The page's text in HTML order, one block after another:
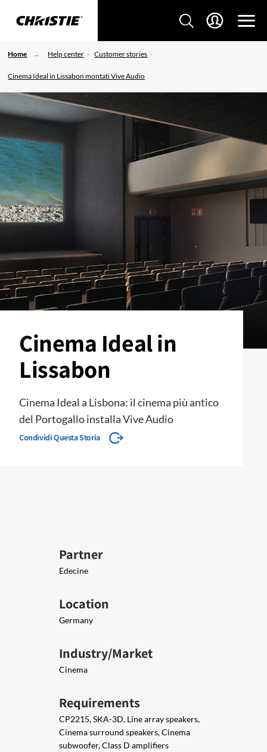
Home Help center Customer stories
Cinema Ideal in Lissabon montati Vive Audio
Cinema Ideal in
Lissabon
Cinema Ideal a Lisbona: il cinema più antico
del Portogallo installa Vive Audio
Condividi Questa Storia
Partner
Edecine
Location
Germany
Industry/Market
Cinema
Requirements
CP2215, SKA-3D, Line array speakers,
Cinema surround speakers, Cinema
subwoofer, Class D amplifiers